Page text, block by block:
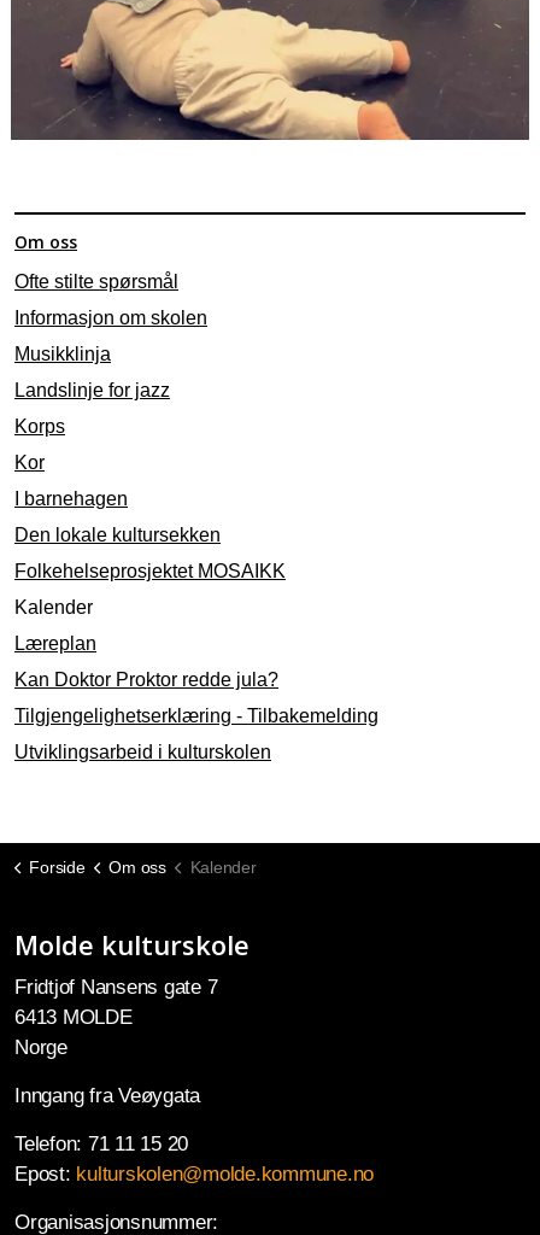
Om oss
Ofte stilte spørsmål
Informasjon om skolen
Musikklinja
Landslinje for jazz
Korps
Kor
I barnehagen
Den lokale kultursekken
Folkehelseprosjektet MOSAIKK
Kalender
Læreplan
Kan Doktor Proktor redde jula?
Tilgjengelighetserklæring - Tilbakemelding
Utviklingsarbeid i kulturskolen
Forside Om oss Kalender
Molde kulturskole
Fridtjof Nansens gate 7
6413 MOLDE
Norge
Inngang fra Veøygata
Telefon: 71 11 15 20
Epost: kulturskolen@molde.kommune.no
Organisasjonsnummer: